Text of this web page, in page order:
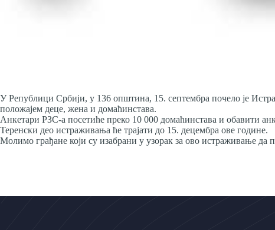
У Републици Србији, у 136 општина, 15. септембра почело је
положајем деце, жена и домаћинстава.
Анкетари РЗС-а посетиће преко 10 000 домаћинстава и обавити
Теренски део истраживања ће трајати до 15. децембра ове године.
Молимо грађане који су изабрани у узорак за ово истраживање